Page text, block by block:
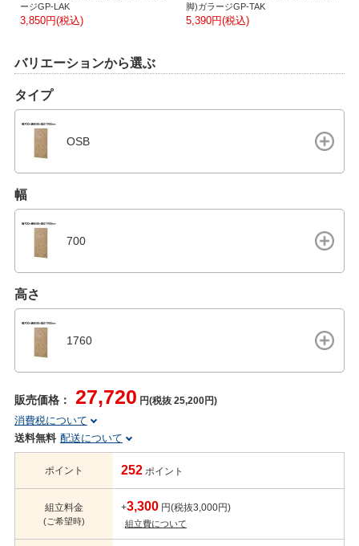
ージGP-LAK
3,850円(税込)
脚)ガラージGP-TAK
5,390円(税込)
バリエーションから選ぶ
タイプ
OSB
幅
700
高さ
1760
販売価格： 27,720 円(税抜 25,200円)
消費税について
送料無料 配送について
ポイント 252 ポイント
組立料金
(ご希望時)
+3,300 円(税抜3,000円)
組立費について